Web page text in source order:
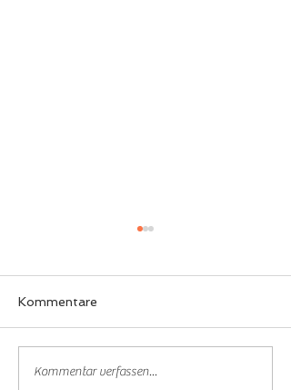
Kommentare
Kommentar verfassen...